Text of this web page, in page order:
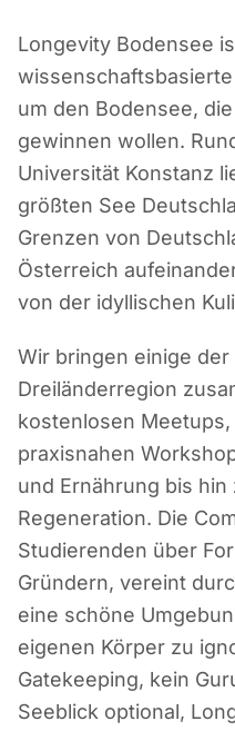
Longevity Bodensee
um den Bodensee,
gewinnen wollen.
Universität Konstanz
größten See
Grenzen von
Österreich
von der idyllischen
Wir bringen einige
Dreiländerregion
kostenlosen
praxisnahen
und Ernährung bis
Regeneration. Die
Studierenden über
Gründern, vereint
eine schöne
eigenen Körper zu
Gatekeeping, kein
Seeblick optional,